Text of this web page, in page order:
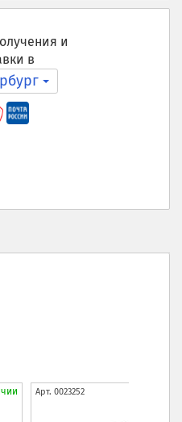
и
в
Арт. 0023252